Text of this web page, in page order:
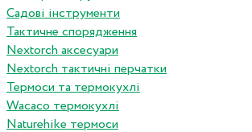
Садові інструменти
Тактичне спорядження
Nextorch аксесуари
Nextorch тактичні перчатки
Термоси та термокухлі
Wacaco термокухлі
Naturehike термоси